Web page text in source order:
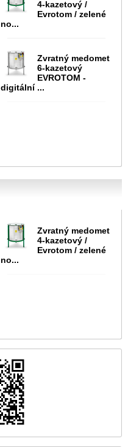
4-kazetový /
Evrotom / zelené
no...
Zvratný medomet
6-kazetový
EVROTOM -
digitální ...
Zvratný medomet
4-kazetový /
Evrotom / zelené
no...